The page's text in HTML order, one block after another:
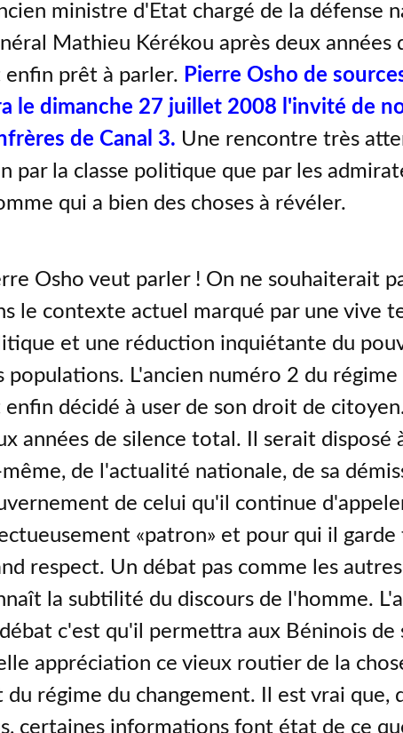
ministre d'Etat chargé de la défense
Mathieu Kérékou après deux années
enfin prêt à parler. Pierre Osho de
le dimanche 27 juillet 2008 l'invité de
de Canal 3. Une rencontre très
par la classe politique que par les
qui a bien des choses à révéler.
Osho veut parler ! On ne souhaiterait
le contexte actuel marqué par une vive
et une réduction inquiétante du
populations. L'ancien numéro 2 du
enfin décidé à user de son droit de
années de silence total. Il serait disposé
même, de l'actualité nationale, de sa
de celui qu'il continue
«patron» et pour qui il
respect. Un débat pas comme les
la subtilité du discours de l'homme.
c'est qu'il permettra aux Béninois de
appréciation ce vieux routier de la
du régime du changement. Il est vrai que,
certaines informations font état de ce